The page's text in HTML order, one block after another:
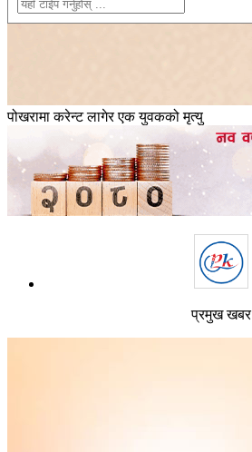
पोखरामा करेन्ट लागेर एक युवकको मृत्यु
प्रमुख खबर